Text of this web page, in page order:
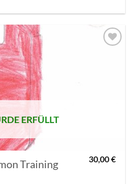
ERFÜLLT
Training
30,00€